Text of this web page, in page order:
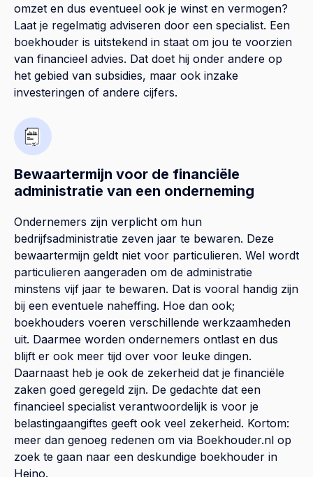
omzet en dus eventueel ook je winst en vermogen?
Laat je regelmatig adviseren door een specialist. Een
boekhouder is uitstekend in staat om jou te voorzien
van financieel advies. Dat doet hij onder andere op
het gebied van subsidies, maar ook inzake
investeringen of andere cijfers.
Bewaartermijn voor de financiële
administratie van een onderneming
Ondernemers zijn verplicht om hun
bedrijfsadministratie zeven jaar te bewaren. Deze
bewaartermijn geldt niet voor particulieren. Wel wordt
particulieren aangeraden om de administratie
minstens vijf jaar te bewaren. Dat is vooral handig zijn
bij een eventuele naheffing. Hoe dan ook;
boekhouders voeren verschillende werkzaamheden
uit. Daarmee worden ondernemers ontlast en dus
blijft er ook meer tijd over voor leuke dingen.
Daarnaast heb je ook de zekerheid dat je financiële
zaken goed geregeld zijn. De gedachte dat een
financieel specialist verantwoordelijk is voor je
belastingaangiftes geeft ook veel zekerheid. Kortom:
meer dan genoeg redenen om via Boekhouder.nl op
zoek te gaan naar een deskundige boekhouder in
Heino.